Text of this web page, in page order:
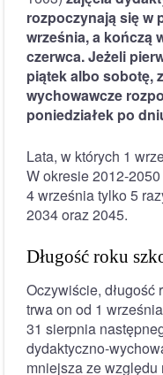
rozpoczynają się w
września, a kończą
czerwca. Jeżeli
piątek albo sobotę,
wychowawcze
poniedziałek po
Lata, w których 1
W okresie 2012-
4 września tylko 5
2034 oraz 2045.
Długość roku
Oczywiście, długość
trwa on od 1
31 sierpnia
dydaktyczno-
mniejsza ze